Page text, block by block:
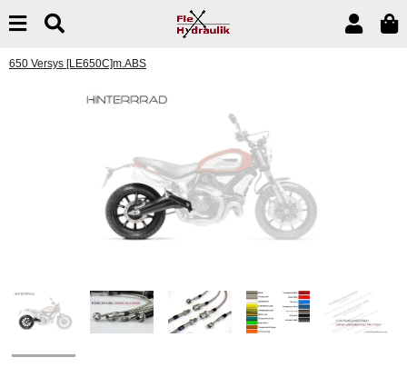
650 Versys [LE650C]m.ABS